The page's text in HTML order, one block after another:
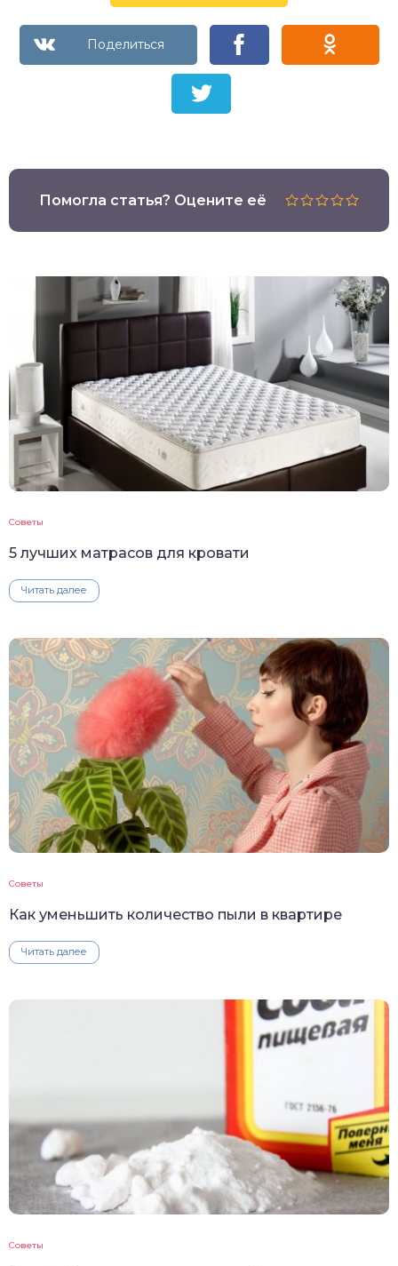
Помогла статья? Оцените её
Советы
5 лучших матрасов для кровати
Читать далее
Советы
Как уменьшить количество пыли в квартире
Читать далее
Советы